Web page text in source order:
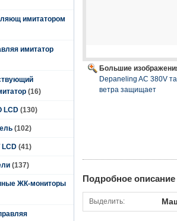
имитатором
имитатор
(16)
LCD (130)
(102)
LCD (41)
(137)
ЖК-мониторы
Большие
Depaneling AC 380V
ветра защищает
Подробное описание
Выделить: